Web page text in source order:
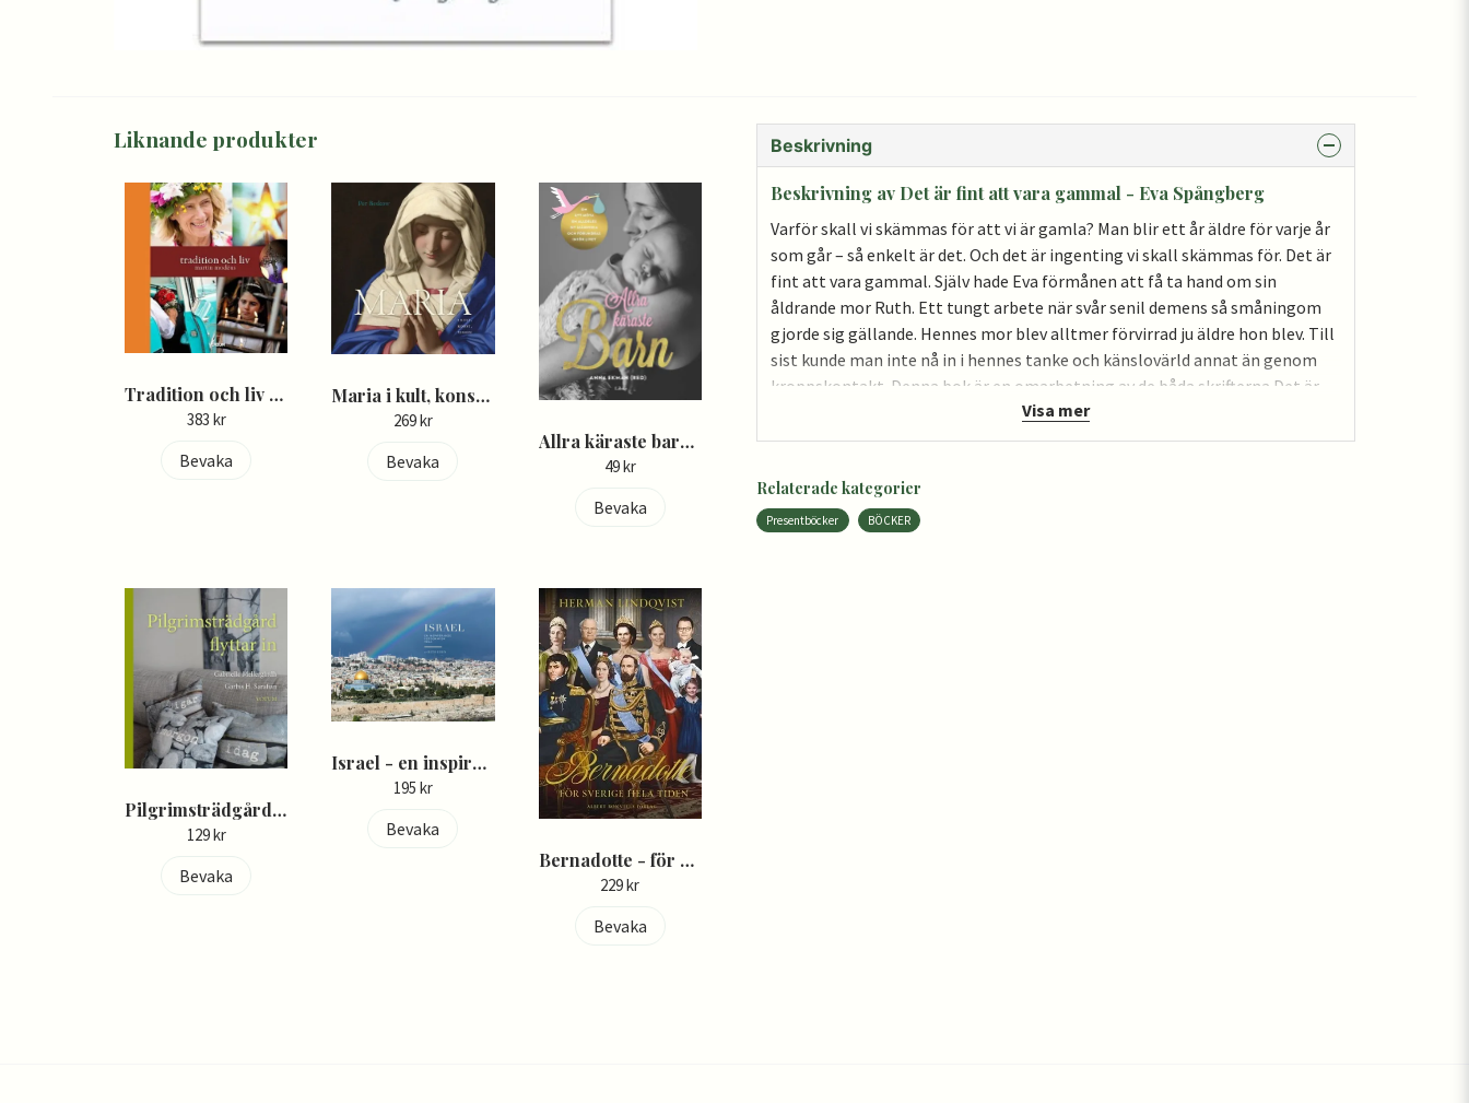
Liknande produkter
Tradition och liv - Martin Modéus
383 kr
Bevaka
Maria i kult, konst, vision - Per Beskow
269 kr
Bevaka
Allra käraste barn - Anna Ekman
49 kr
Bevaka
Pilgrimsträdgård flyttar in - Gabriella Mellergårdh
129 kr
Bevaka
Israel - en inspirerande fotografisk resa - Beth Rubin
195 kr
Bevaka
Bernadotte - för Sverige hela tiden - Herman Lindqvist
229 kr
Bevaka
Beskrivning
Beskrivning av Det är fint att vara gammal - Eva Spångberg
Varför skall vi skämmas för att vi är gamla? Man blir ett år äldre för varje år
som går – så enkelt är det. Och det är ingenting vi skall skämmas för. Det är
fint att vara gammal. Själv hade Eva förmånen att få ta hand om sin
åldrande mor Ruth. Ett tungt arbete när svår senil demens så småningom
gjorde sig gällande. Hennes mor blev alltmer förvirrad ju äldre hon blev. Till
sist kunde man inte nå in i hennes tanke och känslovärld annat än genom
kroppskontakt. Denna bok är en omarbetning av de båda skrifterna Det är
fint att vara gammal och Glasfönstret – om Ruth. Eva Spångberg var i
första hand känd som träkonstnär eller som hon själv sa ”förkunnare i trä”.
konstverk finns idag i många hundra kyrkor runt om i Sverige.
Visa mer
Relaterade kategorier
Presentböcker BÖCKER